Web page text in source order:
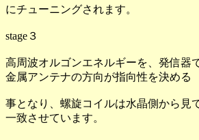
にチューニングされます。
stage３
高周波オルゴンエネルギーを、発信器
金属アンテナの方向が指向性を決める
事となり、螺旋コイルは水晶側から見
一致させています。